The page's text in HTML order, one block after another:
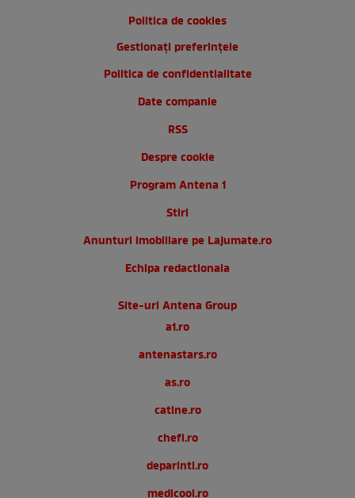
Politica de cookies
Gestionați preferințele
Politica de confidentialitate
Date companie
RSS
Despre cookie
Program Antena 1
Stiri
Anunturi imobiliare pe Lajumate.ro
Echipa redactionala
Site-uri Antena Group
a1.ro
antenastars.ro
as.ro
catine.ro
chefi.ro
deparinti.ro